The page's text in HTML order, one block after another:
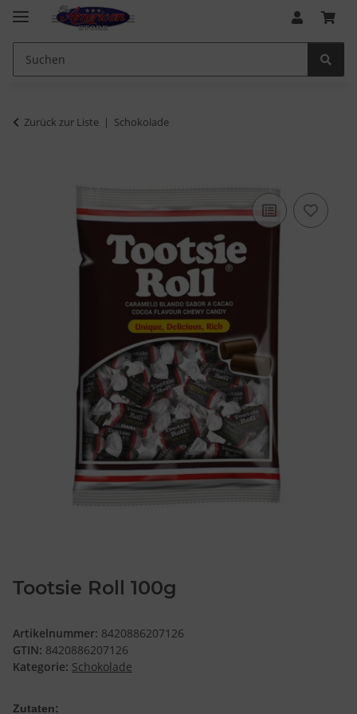
Zurück zur Liste Schokolade
Tootsie Roll 100g
Artikelnummer: 8420886207126
GTIN: 8420886207126
Kategorie: Schokolade
Zutaten: